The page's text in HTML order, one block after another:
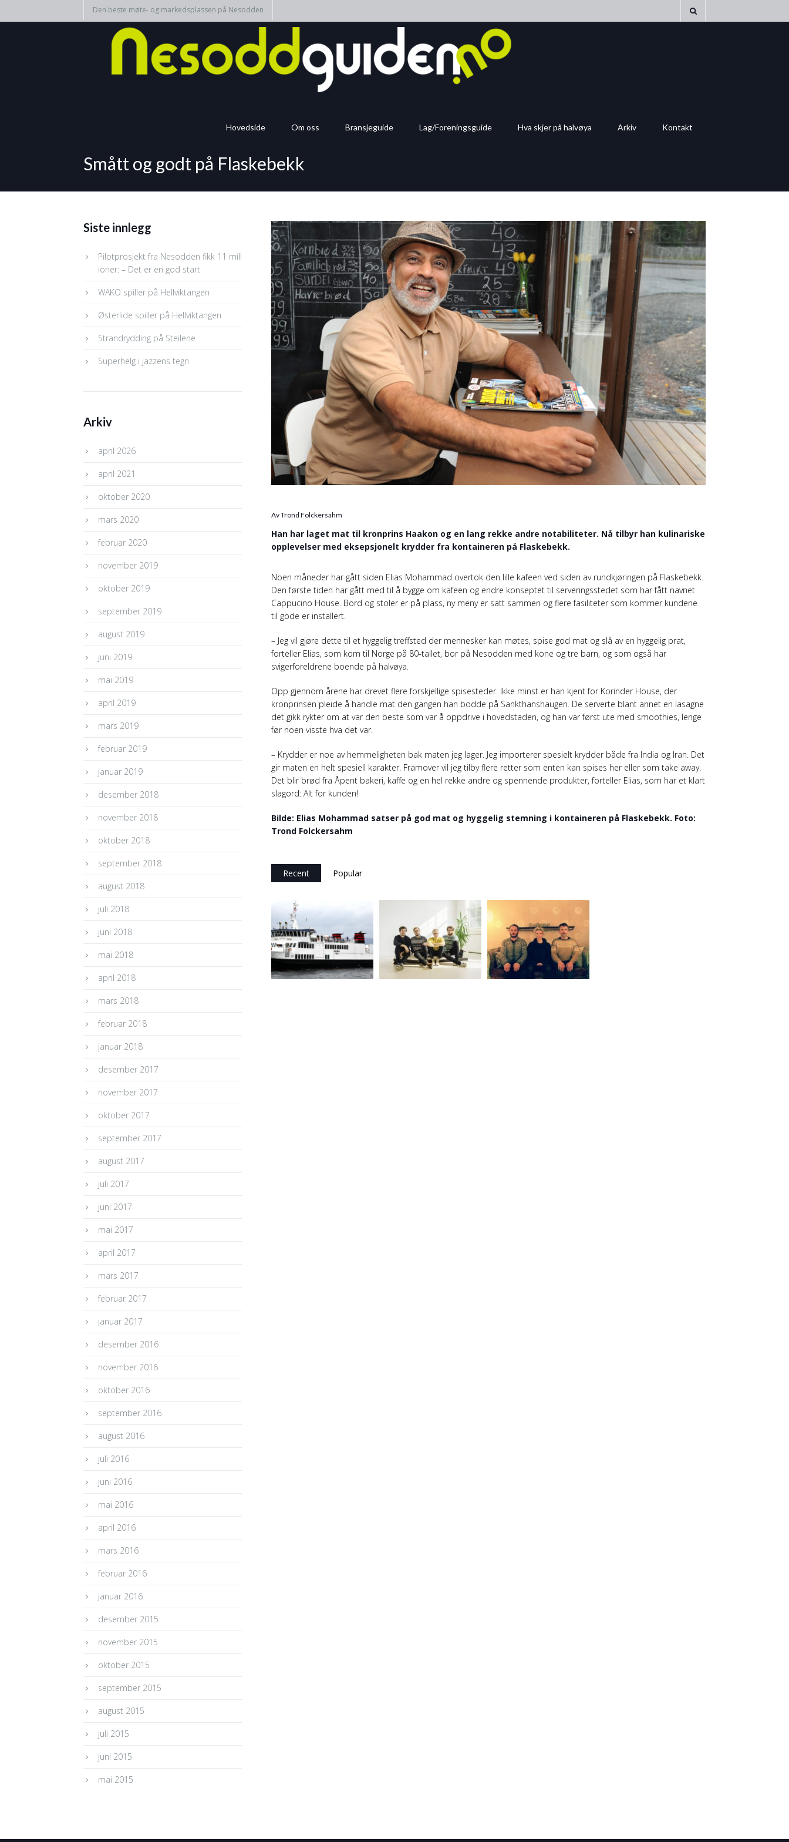
Den beste møte- og markedsplassen på Nesodden
Hovedside Om oss Bransjeguide Lag/Foreningsguide Hva skjer på halvøya Arkiv Kontakt
Smått og godt på Flaskebekk
Av Trond Folckersahm
Han har laget mat til kronprins Haakon og en lang rekke andre notabiliteter. Nå tilbyr han kulinariske
opplevelser med eksepsjonelt krydder fra kontaineren på Flaskebekk.
Noen måneder har gått siden Elias Mohammad overtok den lille kafeen ved siden av rundkjøringen på Flaskebekk.
Den første tiden har gått med til å bygge om kafeen og endre konseptet til serveringsstedet som har fått navnet
Cappucino House. Bord og stoler er på plass, ny meny er satt sammen og flere fasiliteter som kommer kundene
til gode er installert.
– Jeg vil gjøre dette til et hyggelig treffsted der mennesker kan møtes, spise god mat og slå av en hyggelig prat,
forteller Elias, som kom til Norge på 80-tallet, bor på Nesodden med kone og tre barn, og som også har
svigerforeldrene boende på halvøya.
Opp gjennom årene har drevet flere forskjellige spisesteder. Ikke minst er han kjent for Korinder House, der
kronprinsen pleide å handle mat den gangen han bodde på Sankthanshaugen. De serverte blant annet en lasagne
det gikk rykter om at var den beste som var å oppdrive i hovedstaden, og han var først ute med smoothies, lenge
før noen visste hva det var.
– Krydder er noe av hemmeligheten bak maten jeg lager. Jeg importerer spesielt krydder både fra India og Iran. Det
gir maten en helt spesiell karakter. Framover vil jeg tilby flere retter som enten kan spises her eller som take away.
Det blir brød fra Åpent bakeri, kaffe og en hel rekke andre og spennende produkter, forteller Elias, som har et klart
slagord: Alt for kunden!
Bilde: Elias Mohammad satser på god mat og hyggelig stemning i kontaineren på Flaskebekk. Foto:
Trond Folckersahm
Recent Popular
Siste innlegg
Pilotprosjekt fra Nesodden fikk 11 mill
ioner: – Det er en god start
WAKO spiller på Hellviktangen
Østerlide spiller på Hellviktangen
Strandrydding på Steilene
Superhelg i jazzens tegn
Arkiv
april 2026
april 2021
oktober 2020
mars 2020
februar 2020
november 2019
oktober 2019
september 2019
august 2019
juni 2019
mai 2019
april 2019
mars 2019
februar 2019
januar 2019
desember 2018
november 2018
oktober 2018
september 2018
august 2018
juli 2018
juni 2018
mai 2018
april 2018
mars 2018
februar 2018
januar 2018
desember 2017
november 2017
oktober 2017
september 2017
august 2017
juli 2017
juni 2017
mai 2017
april 2017
mars 2017
februar 2017
januar 2017
desember 2016
november 2016
oktober 2016
september 2016
august 2016
juli 2016
juni 2016
mai 2016
april 2016
mars 2016
februar 2016
januar 2016
desember 2015
november 2015
oktober 2015
september 2015
august 2015
juli 2015
juni 2015
mai 2015